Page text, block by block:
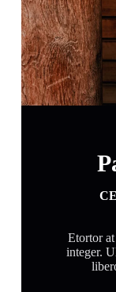
Etortor
integer.